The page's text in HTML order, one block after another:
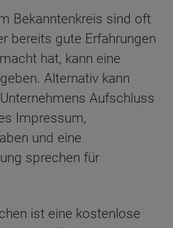
Bekanntenkreis sind oft
bereits gute Erfahrungen
hat, kann eine
Alternativ kann
Aufschluss
Impressum,
und eine
sprechen für
ist eine kostenlose